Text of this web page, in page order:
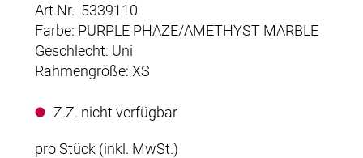
Art.Nr. 5339110
Farbe: PURPLE PHAZE/AMETHYST MARBLE
Geschlecht: Uni
Rahmengröße: XS
Z.Z. nicht verfügbar
pro Stück (inkl. MwSt.)